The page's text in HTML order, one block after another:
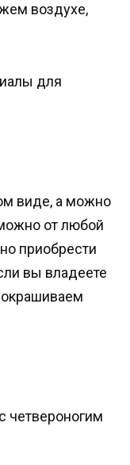
воздухе,
для
виде, а можно
от любой
приобрести
вы владеете
четвероногим